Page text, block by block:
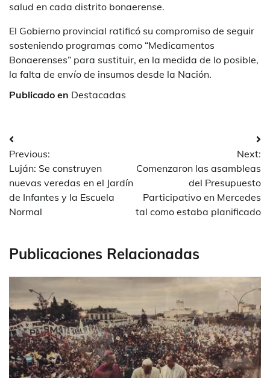
salud en cada distrito bonaerense.
El Gobierno provincial ratificó su compromiso de seguir
sosteniendo programas como “Medicamentos
Bonaerenses” para sustituir, en la medida de lo posible,
la falta de envío de insumos desde la Nación.
Publicado en Destacadas
Navegación
de
entradas
Previous:
Luján: Se construyen
nuevas veredas en el Jardín
de Infantes y la Escuela
Normal
Next:
Comenzaron las asambleas
del Presupuesto
Participativo en Mercedes
tal como estaba planificado
Publicaciones Relacionadas